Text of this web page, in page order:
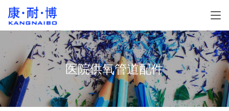
医院供氧管道配件